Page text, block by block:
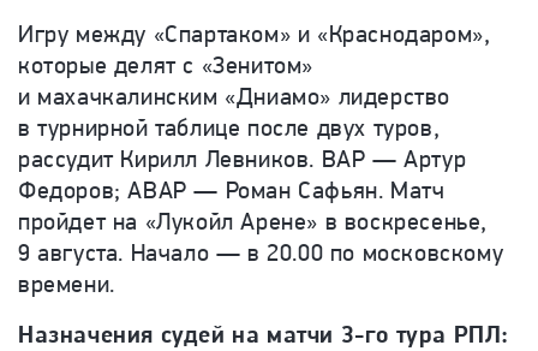
Игру между «Спартаком» и «Краснодаром»,
которые делят с «Зенитом»
и махачкалинским «Дниамо» лидерство
в турнирной таблице после двух туров,
рассудит Кирилл Левников. ВАР — Артур
Федоров; АВАР — Роман Сафьян. Матч
пройдет на «Лукойл Арене» в воскресенье,
9 августа. Начало — в 20.00 по московскому
времени.
Назначения судей на матчи 3-го тура РПЛ: